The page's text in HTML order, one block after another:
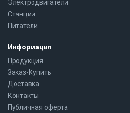
Электродвигатели
Станции
Питатели
Информация
Продукция
Заказ-Купить
Доставка
Контакты
Публичная оферта